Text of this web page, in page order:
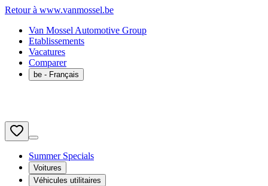
Retour à www.vanmossel.be
Van Mossel Automotive Group
Etablissements
Vacatures
Comparer
be - Français
Summer Specials
Voitures
Véhicules utilitaires